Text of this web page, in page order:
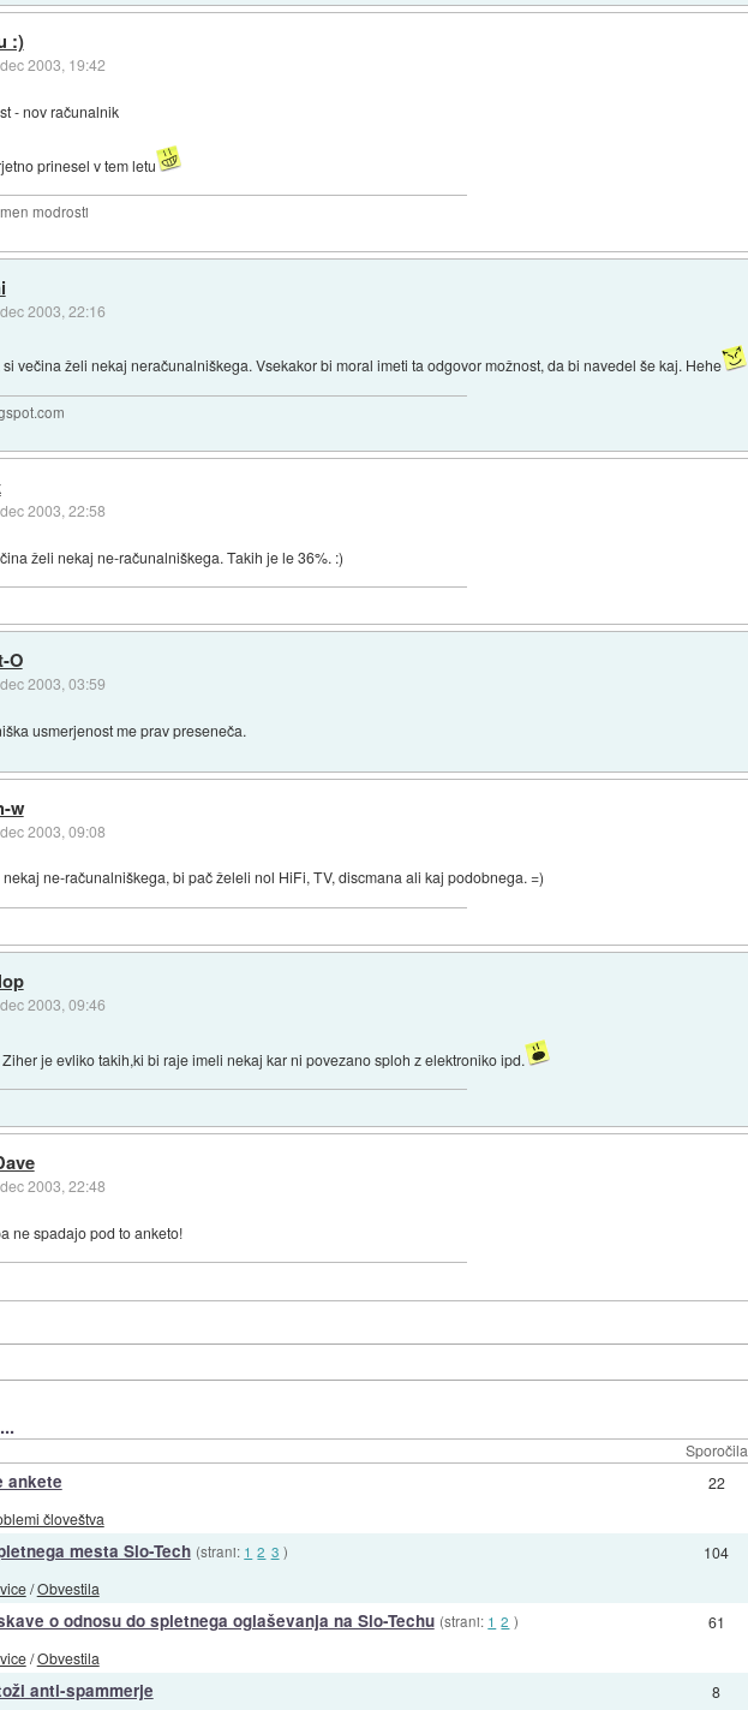
:)
2003, 19:42
- nov računalnik
prinesel v tem letu
modrosti
2003, 22:16
večina želi nekaj neračunalniškega. Vsekakor bi moral imeti ta odgovor možnost, da bi navedel še kaj. Hehe
2003, 22:58
želi nekaj ne-računalniškega. Takih je le 36%. :)
O
2003, 03:59
usmerjenost me prav preseneča.
w
2003, 09:08
ne-računalniškega, bi pač želeli nol HiFi, TV, discmana ali kaj podobnega. =)
2003, 09:46
je evliko takih,ki bi raje imeli nekaj kar ni povezano sploh z elektroniko ipd.
2003, 22:48
ne spadajo pod to anketo!
Sporočila
ankete
človeštva
22
mesta Slo-Tech (strani: 1 2 3 )
/Obvestila
104
o odnosu do spletnega oglaševanja na Slo-Techu (strani: 1 2 )
/Obvestila
61
anti-spammerje 8